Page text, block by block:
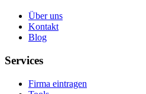
Über uns
Kontakt
Blog
Services
Firma eintragen